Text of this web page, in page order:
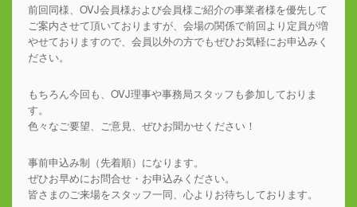
前回同様、OVJ会員様および会員様ご紹介の事業者様を優先して
ご案内させて頂いておりますが、会場の関係で前回より定員が増
やせておりますので、会員以外の方でもぜひお気軽にお申込みく
ださい。
もちろん今回も、OVJ理事や事務局スタッフも参加しておりま
す。
色々なご要望、ご意見、ぜひお聞かせください！
事前申込み制（先着順）になります。
ぜひお早めにお問合せ・お申込みください。
皆さまのご来場をスタッフ一同、心よりお待ちしております。